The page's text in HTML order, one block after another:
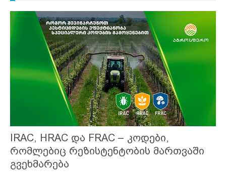
IRAC, HRAC და FRAC – კოდები,
რომლებიც რეზისტენტობის მართვაში
გვეხმარება